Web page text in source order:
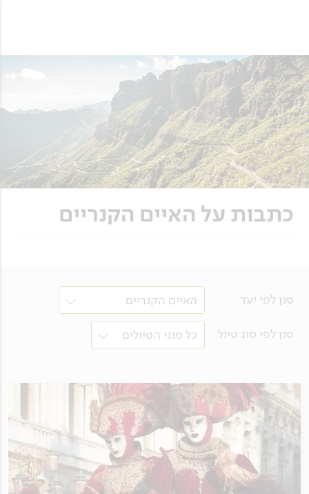
כתבות על האיים הקנריים
סנן לפי יעד האיים הקנריים
סנן לפי סוג טיול כל סוגי הטיולים